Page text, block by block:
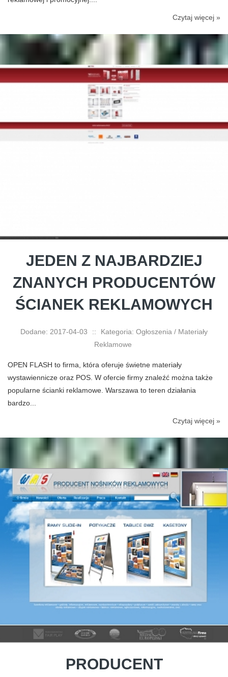
Czytaj więcej »
JEDEN Z NAJBARDZIEJ
ZNANYCH PRODUCENTÓW
ŚCIANEK REKLAMOWYCH
Dodane: 2017-04-03 ::
Kategoria: Ogłoszenia / Materiały
Reklamowe
OPEN FLASH to firma, która oferuje świetne materiały
wystawiennicze oraz POS. W ofercie firmy znaleźć można także
popularne ścianki reklamowe. Warszawa to teren działania
bardzo...
Czytaj więcej »
PRODUCENT